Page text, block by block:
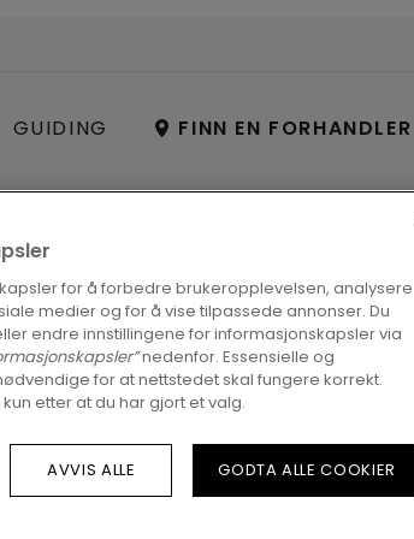
GUIDING FINN EN FORHANDLER
0
for å forbedre brukeropplevelsen, analysere
medier og for å vise tilpassede annonser. Du
endre innstillingene for informasjonskapsler via
nedenfor. Essensielle og
for at nettstedet skal fungere korrekt.
etter at du har gjort et valg.
AVVIS ALLE GODTA ALLE COOKIER